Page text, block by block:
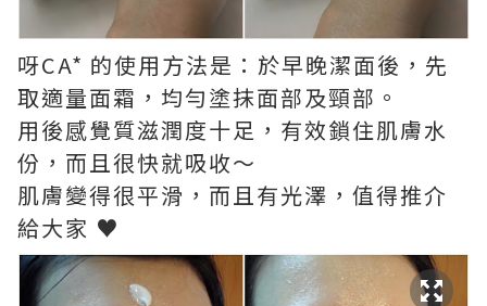
呀CA* 的使用方法是：於早晚潔面後，先
取適量面霜，均勻塗抹面部及頸部。
用後感覺質滋潤度十足，有效鎖住肌膚水
份，而且很快就吸收～
肌膚變得很平滑，而且有光澤，值得推介
給大家 ♥